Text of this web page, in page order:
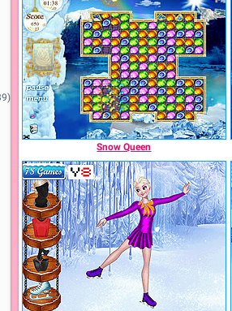
Snow Queen